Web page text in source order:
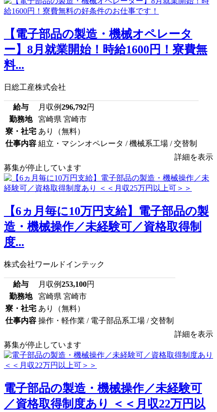
【電子部品の製造・機械オペレータ
ー】8月就業開始！時給1600円！寮費無
料...
日総工産株式会社
給与 月収例296,792円
勤務地
宮崎県 宮崎市
寮・社宅 あり（無料）
仕事内容 組立・マシンオペレータ / 機械系工場 / 交替制
詳細を表示
募集が停止しています
【6ヵ月毎に10万円支給】電子部品の製
造・機械操作／未経験可／資格取得制
度...
株式会社ワールドインテック
給与 月収例253,100円
勤務地
宮崎県 宮崎市
寮・社宅 あり（無料）
仕事内容 操作・軽作業 / 電子部品系工場 / 交替制
詳細を表示
募集が停止しています
電子部品の製造・機械操作／未経験可
／資格取得制度あり ＜＜月収22万円以